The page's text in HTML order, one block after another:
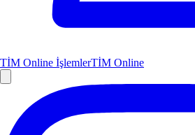
TİM Online İşlemlerTİM Online